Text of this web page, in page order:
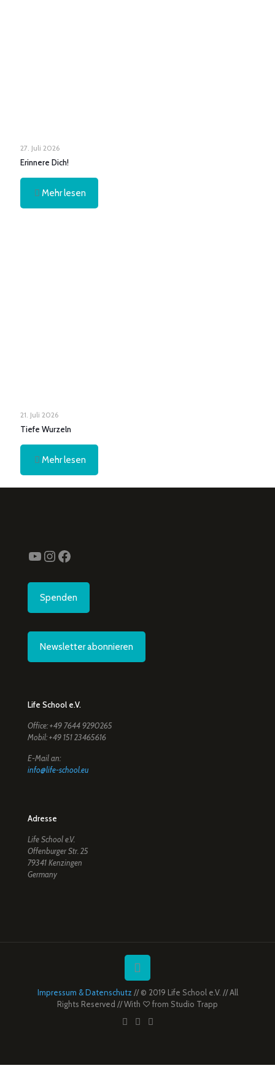
27. Juli 2026
Erinnere Dich!
Mehr lesen
21. Juli 2026
Tiefe Wurzeln
Mehr lesen
YouTube
Instagram
Facebook
Spenden
Newsletter abonnieren
Life School e.V.
Office: +49 7644 9290265
Mobil: +49 151 23465616
E-Mail an:
info@life-school.eu
Adresse
Life School e.V.
Offenburger Str. 25
79341 Kenzingen
Germany
Impressum & Datenschutz // © 2019 Life School e.V. // All
Rights Reserved // With ♡ from Studio Trapp